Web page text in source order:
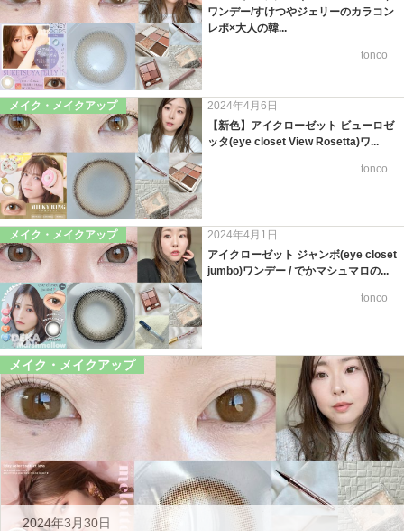
ワンデー/すけつやジェリーのカラコン
レポ×大人の韓...
tonco
メイク・メイクアップ
2024年4月6日
【新色】アイクローゼット ビューロゼ
ッタ(eye closet View Rosetta)ワ...
tonco
メイク・メイクアップ
2024年4月1日
アイクローゼット ジャンボ(eye closet
jumbo)ワンデー / でかマシュマロの...
tonco
メイク・メイクアップ
2024年3月30日